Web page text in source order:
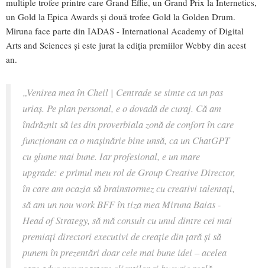
multiple trofee printre care Grand Effie, un Grand Prix la Internetics,
un Gold la Epica Awards și două trofee Gold la Golden Drum.
Miruna face parte din IADAS - International Academy of Digital
Arts and Sciences și este jurat la ediția premiilor Webby din acest
an.
„Venirea mea în Cheil | Centrade se simte ca un pas
uriaș. Pe plan personal, e o dovadă de curaj. Că am
îndrăznit să ies din proverbiala zonă de confort în care
funcționam ca o mașinărie bine unsă, ca un ChatGPT
cu glume mai bune. Iar profesional, e un mare
upgrade: e primul meu rol de Group Creative Director,
în care am ocazia să brainstormez cu creativi talentați,
să am un nou work BFF în tiza mea Miruna Baias -
Head of Strategy, să mă consult cu unul dintre cei mai
premiațidirectori executivi de creațiedin țară și să
punem în prezentări doar cele mai bune idei – acelea